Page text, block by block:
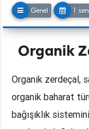
Genel 1
Organik
Organik zerdeçal,
organik baharat
bağışıklık